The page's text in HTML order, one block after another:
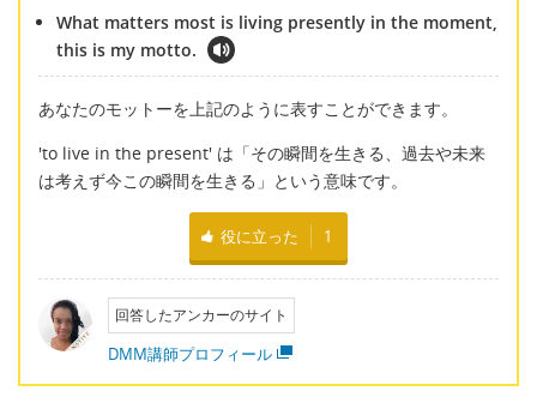
What matters most is living presently in the moment,
this is my motto.
あなたのモットーを上記のように表すことができます。
'to live in the present' は「その瞬間を生きる、過去や未来
は考えず今この瞬間を生きる」という意味です。
役に立った 1
回答したアンカーのサイト
DMM講師プロフィール